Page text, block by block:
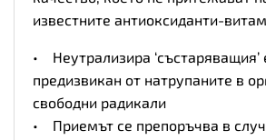
известните антиоксиданти-
• Неутрализира ‘състаряващия’
предизвикан от натрупаните в
свободни радикали
• Приемът се препоръчва в